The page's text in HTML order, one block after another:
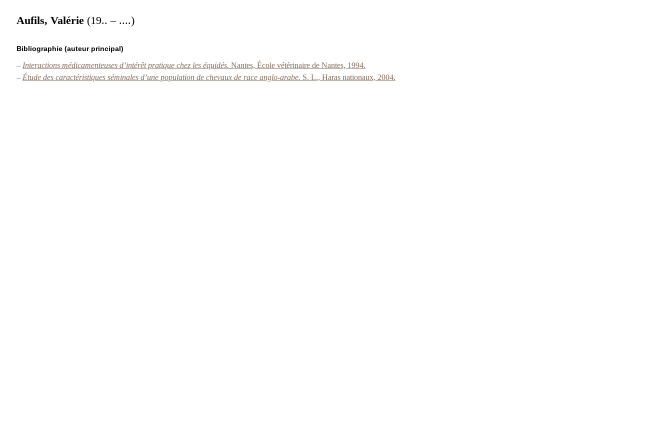
Aufils, Valérie (19.. – ....)
Bibliographie (auteur principal)
– Interactions médicamenteuses d’intérêt pratique chez les équidés. Nantes, École vétérinaire de Nantes, 1994.
– Étude des caractéristiques séminales d’une population de chevaux de race anglo-arabe. S. L., Haras nationaux, 2004.